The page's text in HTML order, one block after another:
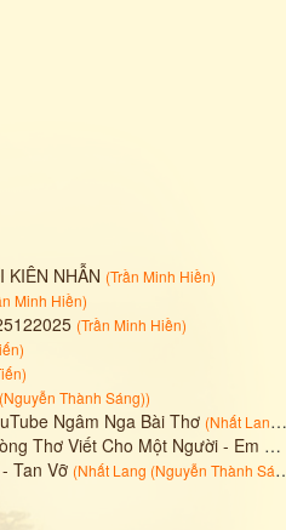
KIÊN NHẪN (Trần Minh Hiền)
Minh Hiền)
(Trần Minh Hiền)
)
)
Thành Sáng))
Ngâm Nga Bài Thơ (Nhất Lang (Nguyễn Thành Sáng)
Viết Cho Một Người - Em Đã Sai Rồi
Tan Vỡ (Nhất Lang (Nguyễn Thành Sáng)